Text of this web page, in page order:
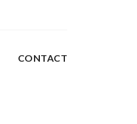
CONTACT